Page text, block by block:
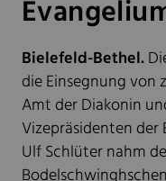
Bielefeld-Bethel.
die Einsegnung von
Amt der Diakonin
Vizepräsidenten der
Ulf Schlüter nahm